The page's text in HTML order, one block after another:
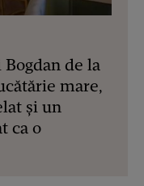
Bogdan de la
mare,
și un
ca o